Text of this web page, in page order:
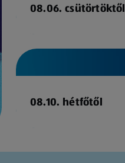
08.06. csütörtöktől
08.10. hétfőtől